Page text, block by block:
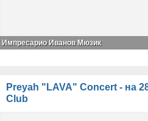
Импресарио Иванов Мюзик
Preyah "LAVA" Concert - на
Club